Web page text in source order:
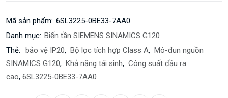
Mã sản phẩm: 6SL3225-0BE33-7AA0
Danh mục: Biến tần SIEMENS SINAMICS G120
Thẻ:
bảo vệ IP20, Bộ lọc tích hợp Class A, Mô-đun nguồn
SINAMICS G120, Khả năng tái sinh, Công suất đầu ra
cao, 6SL3225-0BE33-7AA0